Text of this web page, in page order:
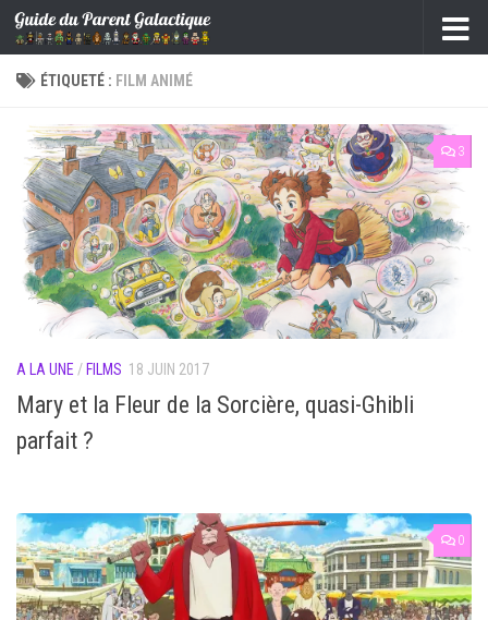
Skip to content
ÉTIQUETÉ : FILM ANIMÉ
3
A LA UNE / FILMS 18 JUIN 2017
Mary et la Fleur de la Sorcière, quasi-Ghibli
parfait ?
0